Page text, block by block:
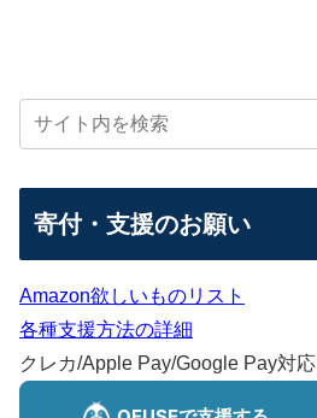
寄付・支援のお願い
Amazon欲しいものリスト
各種支援方法の詳細
クレカ/Apple Pay/Google Pay対応